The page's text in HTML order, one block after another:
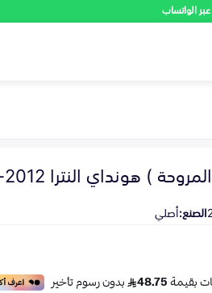
الواتساب
) هونداي النترا 2012-2016
الصنع:أصلي